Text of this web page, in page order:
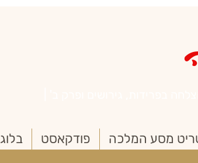
בלוג פודקאסט מסע המלכה